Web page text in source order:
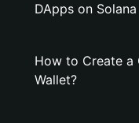
DApps on Solana
How to Create a
Wallet?